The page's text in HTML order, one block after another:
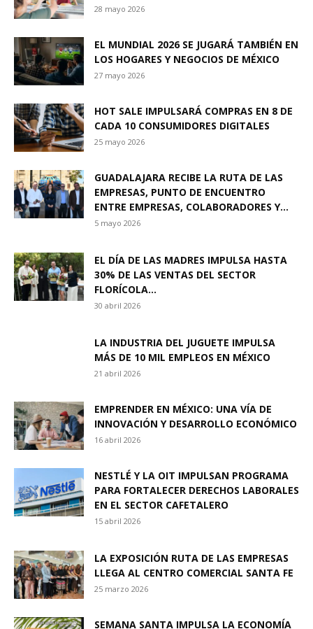
28 mayo 2026
EL MUNDIAL 2026 SE JUGARÁ TAMBIÉN EN
LOS HOGARES Y NEGOCIOS DE MÉXICO
27 mayo 2026
HOT SALE IMPULSARÁ COMPRAS EN 8 DE
CADA 10 CONSUMIDORES DIGITALES
25 mayo 2026
GUADALAJARA RECIBE LA RUTA DE LAS
EMPRESAS, PUNTO DE ENCUENTRO
ENTRE EMPRESAS, COLABORADORES Y...
5 mayo 2026
EL DÍA DE LAS MADRES IMPULSA HASTA
30% DE LAS VENTAS DEL SECTOR
FLORÍCOLA...
30 abril 2026
LA INDUSTRIA DEL JUGUETE IMPULSA
MÁS DE 10 MIL EMPLEOS EN MÉXICO
21 abril 2026
EMPRENDER EN MÉXICO: UNA VÍA DE
INNOVACIÓN Y DESARROLLO ECONÓMICO
16 abril 2026
NESTLÉ Y LA OIT IMPULSAN PROGRAMA
PARA FORTALECER DERECHOS LABORALES
EN EL SECTOR CAFETALERO
15 abril 2026
LA EXPOSICIÓN RUTA DE LAS EMPRESAS
LLEGA AL CENTRO COMERCIAL SANTA FE
25 marzo 2026
SEMANA SANTA IMPULSA LA ECONOMÍA